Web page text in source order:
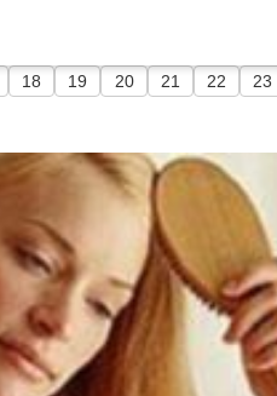
18 19 20 21 22 23